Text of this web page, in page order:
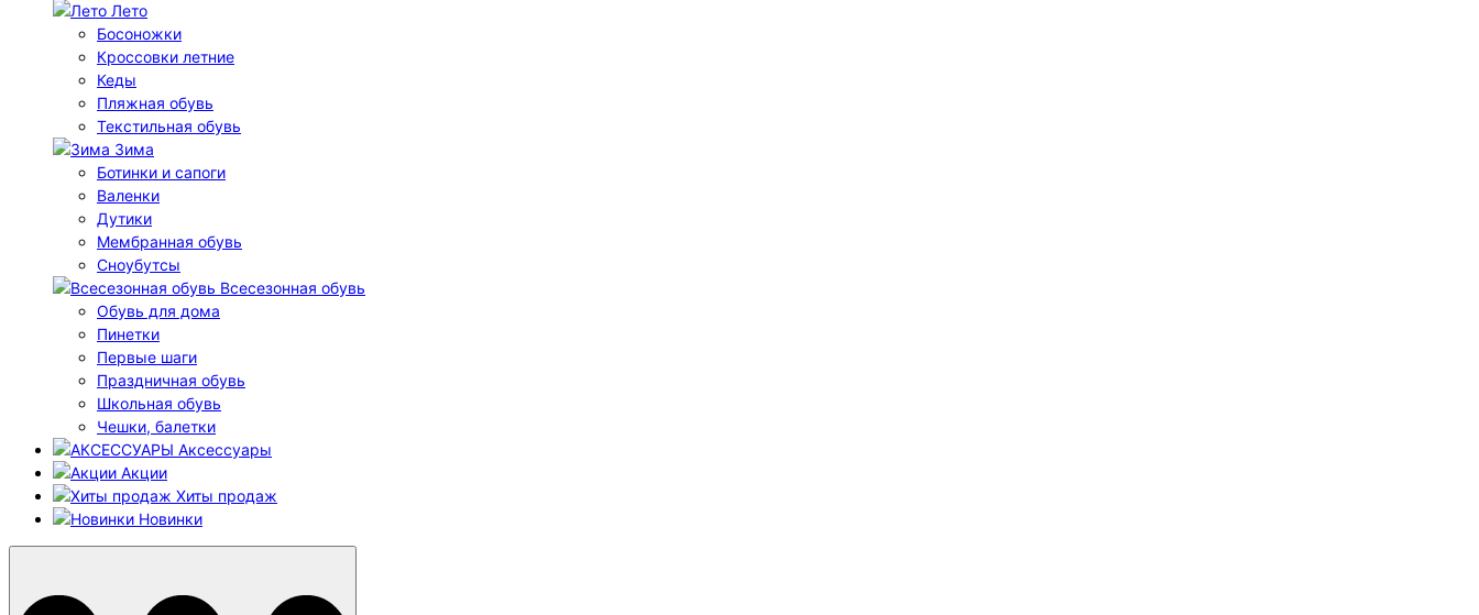
Лето
Босоножки
Кроссовки летние
Кеды
Пляжная обувь
Текстильная обувь
Зима
Ботинки и сапоги
Валенки
Дутики
Мембранная обувь
Сноубутсы
Всесезонная обувь
Обувь для дома
Пинетки
Первые шаги
Праздничная обувь
Школьная обувь
Чешки, балетки
Аксессуары
Акции
Хиты продаж
Новинки